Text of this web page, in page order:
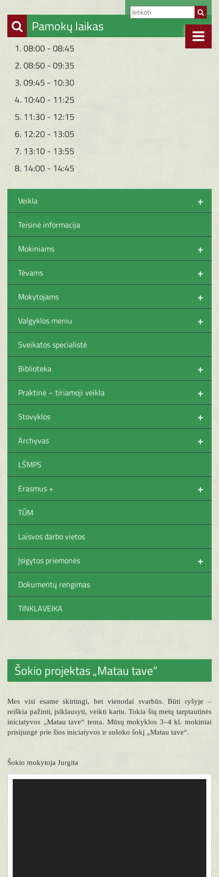
Pamokų laikas
1. 08:00 - 08:45
2. 08:50 - 09:35
3. 09:45 - 10:30
4. 10:40 - 11:25
5. 11:30 - 12:15
6. 12:20 - 13:05
7. 13:10 - 13:55
8. 14:00 - 14:45
+
Veikla
Teisinė informacija
+
Mokiniams
+
Tėvams
+
Mokytojams
+
Valgyklos meniu
Sveikatos specialistė
+
Biblioteka
+
Praktinė – tiriamoji veikla
+
Stovyklos
+
Archyvas
LŠMPS
+
Erasmus +
TŪM
Laisvos darbo vietos
+
Įsigytos priemonės
Dokumentų rengimas
TINKLAVEIKA
Šokio projektas „Matau tave“
Mes visi esame skirtingi, bet vienodai svarbūs. Būti ryšyje –
reiškia pažinti, įsiklausyti, veikti kartu. Tokia šių metų tarptautinės
iniciatyvos „Matau tave“ tema. Mūsų mokyklos 3–4 kl. mokiniai
prisijungė prie šios iniciatyvos ir sušoko šokį „Matau tave“.
Šokio mokytoja Jurgita